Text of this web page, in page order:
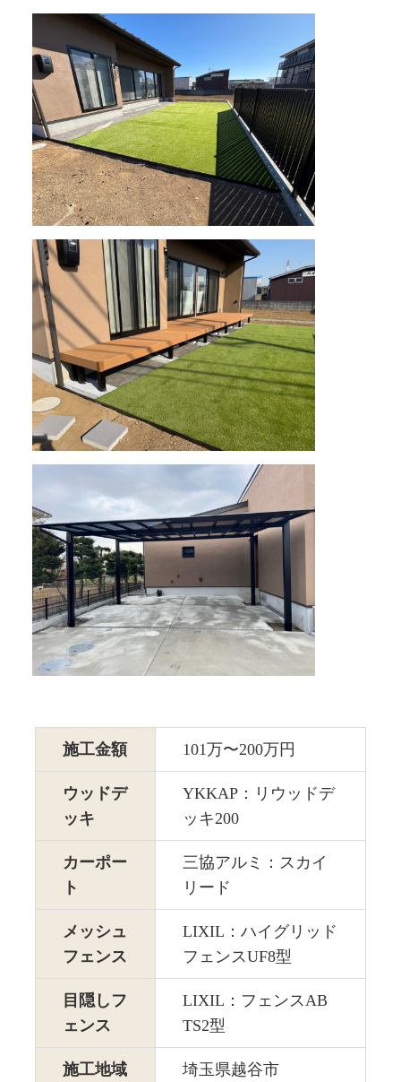
施工金額 101万〜200万円
ウッドデ
ッキ
YKKAP：リウッドデ
ッキ200
カーポー
ト
三協アルミ：スカイ
リード
メッシュ
フェンス
LIXIL：ハイグリッド
フェンスUF8型
目隠しフ
ェンス
LIXIL：フェンスAB
TS2型
施工地域 埼玉県越谷市